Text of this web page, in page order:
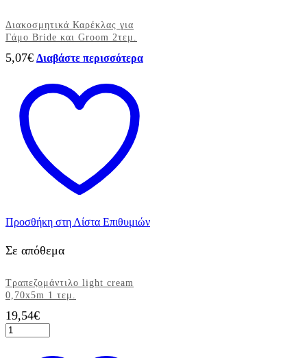
Διακοσμητικά Καρέκλας για
Γάμο Bride και Groom 2τεμ.
5,07€ Διαβάστε περισσότερα
Προσθήκη στη Λίστα Επιθυμιών
Σε απόθεμα
Τραπεζομάντιλο light cream
0,70x5m 1 τεμ.
19,54€
Τραπεζομάντιλο
light